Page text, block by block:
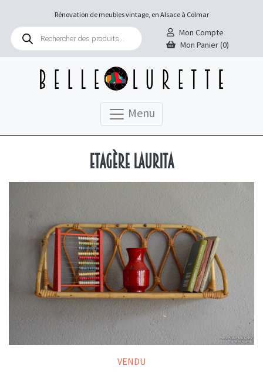
Rénovation de meubles vintage, en Alsace à Colmar
Recherche
produits
Mon Compte
Mon Panier (0)
Menu
Etagère Laurita
VENDU